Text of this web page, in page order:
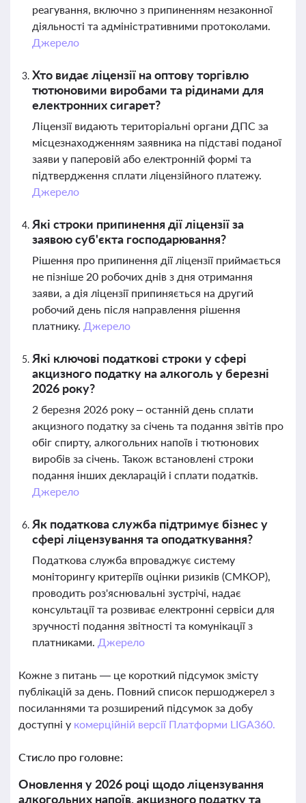
реагування, включно з припиненням незаконної
діяльності та адміністративними протоколами.
Джерело
Хто видає ліцензії на оптову торгівлю
тютюновими виробами та рідинами для
електронних сигарет?
Ліцензії видають територіальні органи ДПС за
місцезнаходженням заявника на підставі поданої
заяви у паперовій або електронній формі та
підтвердження сплати ліцензійного платежу.
Джерело
Які строки припинення дії ліцензії за
заявою суб'єкта господарювання?
Рішення про припинення дії ліцензії приймається
не пізніше 20 робочих днів з дня отримання
заяви, а дія ліцензії припиняється на другий
робочий день після направлення рішення
платнику. Джерело
Які ключові податкові строки у сфері
акцизного податку на алкоголь у березні
2026 року?
2 березня 2026 року – останній день сплати
акцизного податку за січень та подання звітів про
обіг спирту, алкогольних напоїв і тютюнових
виробів за січень. Також встановлені строки
подання інших декларацій і сплати податків.
Джерело
Як податкова служба підтримує бізнес у
сфері ліцензування та оподаткування?
Податкова служба впроваджує систему
моніторингу критеріїв оцінки ризиків (СМКОР),
проводить роз'яснювальні зустрічі, надає
консультації та розвиває електронні сервіси для
зручності подання звітності та комунікації з
платниками. Джерело
Кожне з питань — це короткий підсумок змісту
публікацій за день. Повний список першоджерел з
посиланнями та розширений підсумок за добу
доступні у комерційній версії Платформи LIGA360.
Стисло про головне:
Оновлення у 2026 році щодо ліцензування
алкогольних напоїв, акцизного податку та